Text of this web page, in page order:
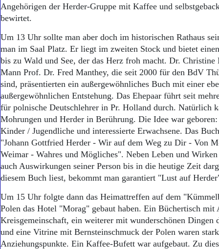
Angehörigen der Herder-Gruppe mit Kaffee und
bewirtet.
Um 13 Uhr sollte man aber doch im historischen Rathaus
man im Saal Platz. Er liegt im zweiten Stock und bietet
bis zu Wald und See, der das Herz froh macht. Dr.
Mann Prof. Dr. Fred Manthey, die seit 2000 für den BdV
sind, präsentierten ein außergewöhnliches Buch mit einer
außergewöhnlichen Entstehung. Das Ehepaar führt seit
für polnische Deutschlehrer in Pr. Holland durch. Natürlich
Mohrungen und Herder in Berührung. Die Idee war
Kinder / Jugendliche und interessierte Erwachsene. Das
"Johann Gottfried Herder - Wir auf dem Weg zu Dir - Von
Weimar - Wahres und Mögliches". Neben Leben und
auch Auswirkungen seiner Person bis in die heutige Zeit
diesem Buch liest, bekommt man garantiert "Lust auf
Um 15 Uhr folgte dann das Heimattreffen auf dem
Polen das Hotel "Morag" gebaut haben. Ein Büchertisch mit
Kreisgemeinschaft, ein weiterer mit wunderschönen Dingen
und eine Vitrine mit Bernsteinschmuck der Polen waren
Anziehungspunkte. Ein Kaffee-Bufett war aufgebaut. Zu